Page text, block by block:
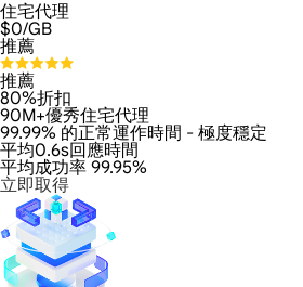
住宅代理
$0/GB
推薦
推薦
80%折扣
90M+優秀住宅代理
99.99% 的正常運作時間 - 極度穩定
平均0.6s回應時間
平均成功率 99.95%
立即取得